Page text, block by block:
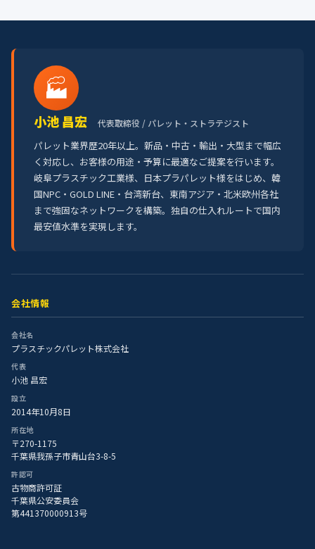
🏭
小池 昌宏 代表取締役 / パレット・ストラテジスト
パレット業界歴20年以上。新品・中古・輸出・大型まで幅広
く対応し、お客様の用途・予算に最適なご提案を行います。
岐阜プラスチック工業様、日本プラパレット様をはじめ、韓
国NPC・GOLD LINE・台湾新台、東南アジア・北米欧州各社
まで強固なネットワークを構築。独自の仕入れルートで国内
最安値水準を実現します。
会社情報
会社名
プラスチックパレット株式会社
代表
小池 昌宏
設立
2014年10月8日
所在地
〒270-1175
千葉県我孫子市青山台3-8-5
許認可
古物商許可証
千葉県公安委員会
第441370000913号